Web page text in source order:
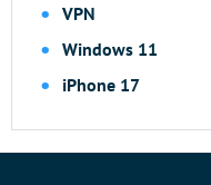
VPN
Windows 11
iPhone 17